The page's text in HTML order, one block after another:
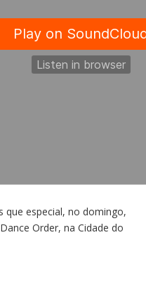
que especial, no domingo,
Order, na Cidade do